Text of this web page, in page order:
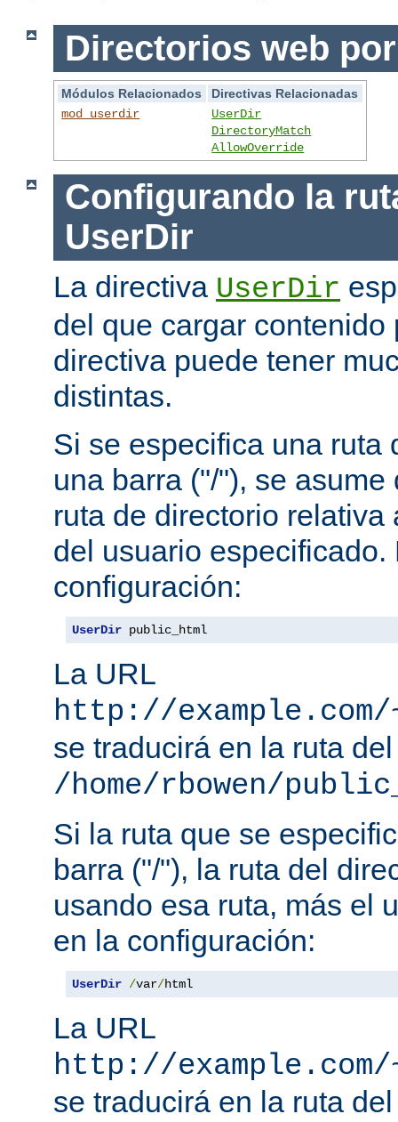
Directorios web
Módulos Relacionados
Directivas Relacionadas
mod_userdir
UserDir
DirectoryMatch
AllowOverride
Configurando la
UserDir
La directiva UserDir
del que cargar contenido
directiva puede tener
distintas.
Si se especifica una ruta
una barra ("/"), se
ruta de directorio relativa
del usuario especificado.
configuración:
UserDir public_html
La URL
http://
se traducirá en la ruta
/home/rbowen/
Si la ruta que se
barra ("/"), la ruta del
usando esa ruta, más el
en la configuración:
UserDir /var/html
La URL
http://
se traducirá en la ruta